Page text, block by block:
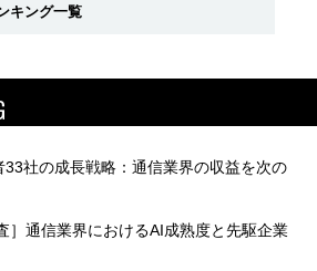
キング一覧
33社の成長戦略：通信業界の収益を次の
］通信業界におけるAI成熟度と先駆企業